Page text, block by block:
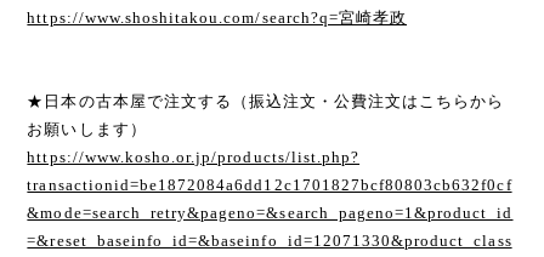
https://www.shoshitakou.com/search?q=宮崎孝政
★日本の古本屋で注文する（振込注文・公費注文はこちらから
お願いします）
https://www.kosho.or.jp/products/list.php?
transactionid=be1872084a6dd12c1701827bcf80803cb632f0cf
&mode=search_retry&pageno=&search_pageno=1&product_id
=&reset_baseinfo_id=&baseinfo_id=12071330&product_class